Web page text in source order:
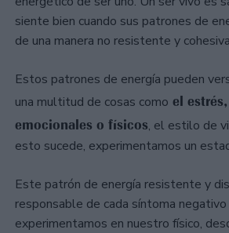
siente bien cuando sus patrones de
de una manera no resistente y
Estos patrones de energía pueden
una multitud de cosas como el
emocionales o físicos, el estilo de
esto sucede, experimentamos un
Este patrón de energía resistente y
responsable de cada síntoma negativo
experimentamos en nuestro físico,